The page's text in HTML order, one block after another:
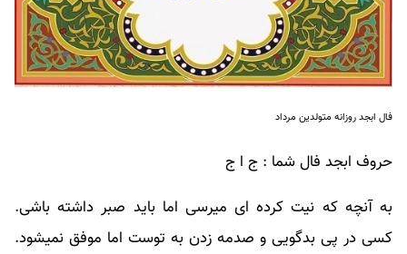
فال ابجد روزانه متولدین مرداد
حروف ابجد فال شما : ج ا ج
به آنچه که نیت کرده ای میرسی اما باید صبر داشته باشی.
کسی در پی بدگویی و صدمه زدن به توست اما موفق نمیشود.